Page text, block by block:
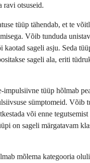
ravi otsuseid.
tüüp tähendab, et te
Võib tunduda
kaotad sageli asju. Seda
sageli ala, eriti
impulsiivne tüüp hõlmab
sümptomeid. Võib
või enne tegutsemist
on sageli märgatavam
mõlema kategooria